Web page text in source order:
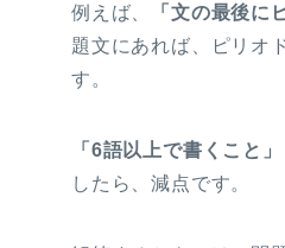
例えば、
「文の最後に
題文にあれば、ピリオ
す。
「6語以上で書くこと」
したら、減点です。